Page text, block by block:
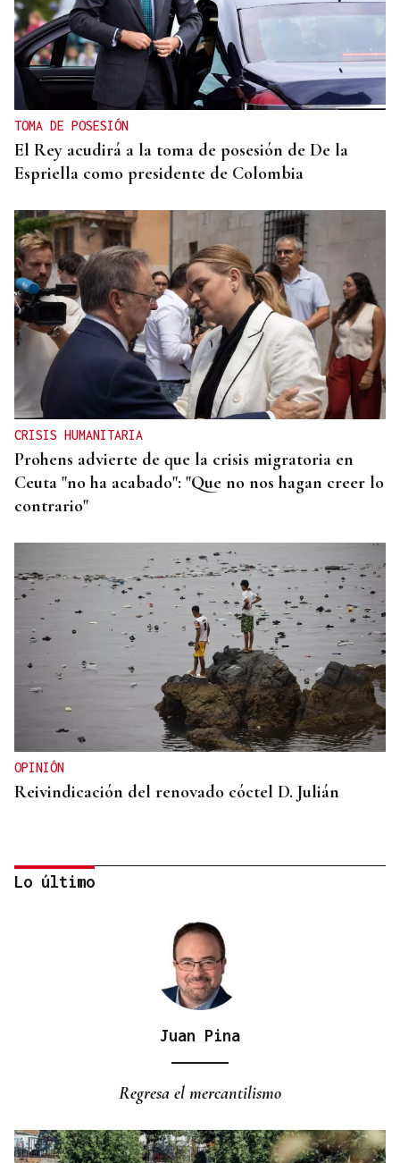
TOMA DE POSESIÓN
El Rey acudirá a la toma de posesión de De la
Espriella como presidente de Colombia
CRISIS HUMANITARIA
Prohens advierte de que la crisis migratoria en
Ceuta "no ha acabado": "Que no nos hagan creer lo
contrario"
OPINIÓN
Reivindicación del renovado cóctel D. Julián
incursión ucraniana en Kursk
Lo último
Juan Pina
Regresa el mercantilismo